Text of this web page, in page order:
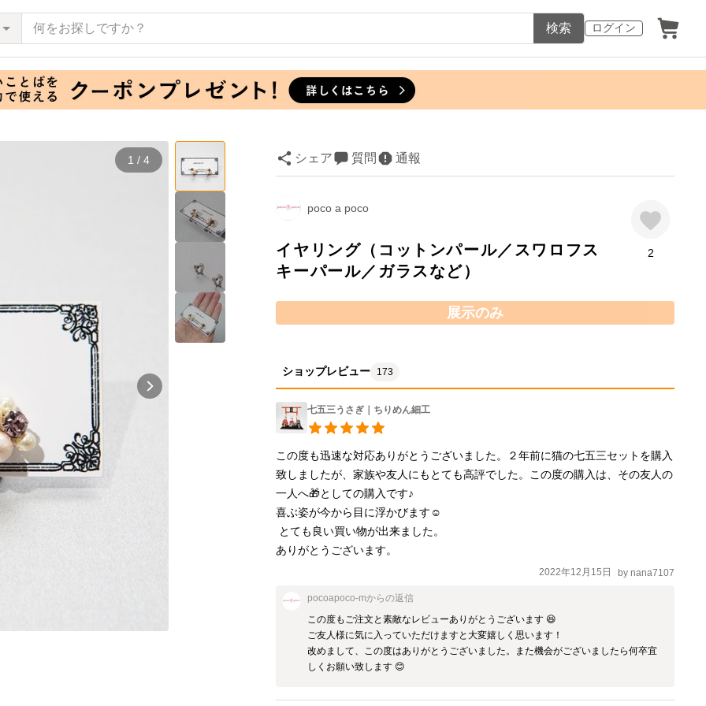
ログイン
検索
1 / 4 シェア 質問 通報
poco a poco
イヤリング（コットンパール／スワロフス
キーパール／ガラスなど）
2
展示のみ
ショップレビュー 173
七五三うさぎ｜ちりめん細工
この度も迅速な対応ありがとうございました。２年前に猫の七五三セットを購入
致しましたが、家族や友人にもとても高評でした。この度の購入は、その友人の
一人へ🎁としての購入です♪
喜ぶ姿が今から目に浮かびます☺️
ありがとうございます。
2022年12月15日 by nana7107
pocoapoco-mからの返信
この度もご注文と素敵なレビューありがとうございます 😆
ご友人様に気に入っていただけますと大変嬉しく思います！
改めまして、この度はありがとうございました。また機会がございましたら何卒宜
しくお願い致します 😊